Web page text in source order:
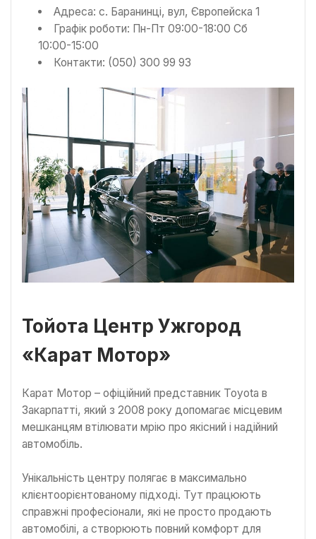
Адреса: с. Баранинці, вул, Європейска 1
Графік роботи: Пн-Пт 09:00-18:00 Сб
10:00-15:00
Контакти: (050) 300 99 93
Тойота Центр Ужгород
«Карат Мотор»
Карат Мотор – офіційний представник Toyota в
Закарпатті, який з 2008 року допомагає місцевим
мешканцям втілювати мрію про якісний і надійний
автомобіль.
Унікальність центру полягає в максимально
клієнтоорієнтованому підході. Тут працюють
справжні професіонали, які не просто продають
автомобілі, а створюють повний комфорт для